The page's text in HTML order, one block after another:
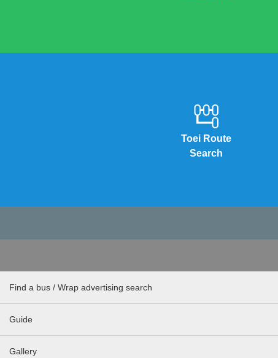
Toei Route
Search
Find a bus / Wrap advertising search
Guide
Gallery